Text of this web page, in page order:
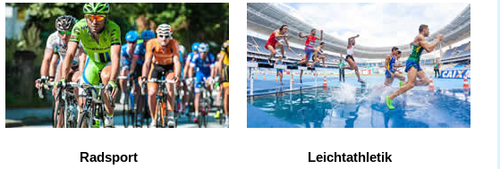
Radsport
Leichtathletik